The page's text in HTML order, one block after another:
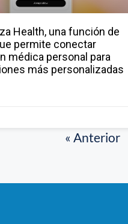
Health, una función de
permite conectar
médica personal para
más personalizadas
« Anterior